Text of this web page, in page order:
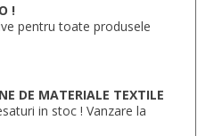
!
pentru toate produsele
DE MATERIALE TEXTILE
in stoc ! Vanzare la